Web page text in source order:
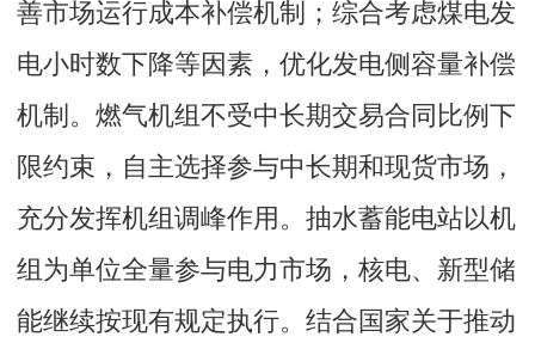
善市场运行成本补偿机制；综合考虑煤电发
电小时数下降等因素，优化发电侧容量补偿
机制。燃气机组不受中长期交易合同比例下
限约束，自主选择参与中长期和现货市场，
充分发挥机组调峰作用。抽水蓄能电站以机
组为单位全量参与电力市场，核电、新型储
能继续按现有规定执行。结合国家关于推动